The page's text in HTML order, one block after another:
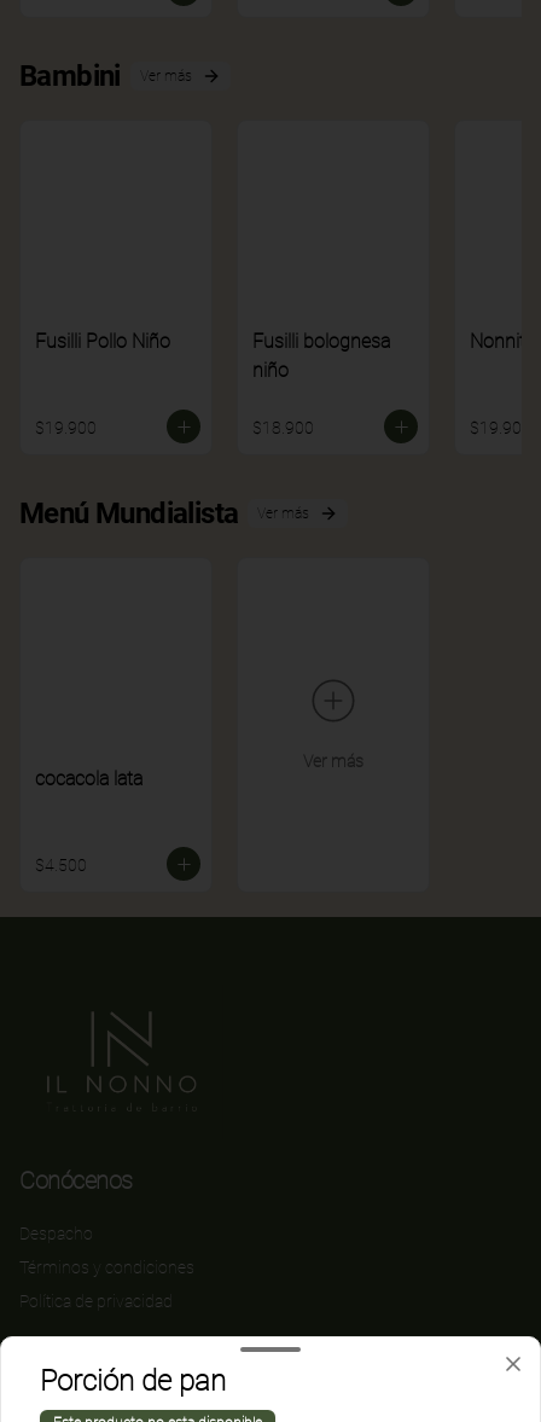
Bambini Ver más
Fusilli Pollo Niño
$19.900
Fusilli bolognesa
niño
$18.900 $19.900
Menú Mundialista Ver más
cocacola lata
$4.500
Ver más
Conócenos
Despacho
Términos y condiciones
Política de privacidad
Instagram
Porción de pan